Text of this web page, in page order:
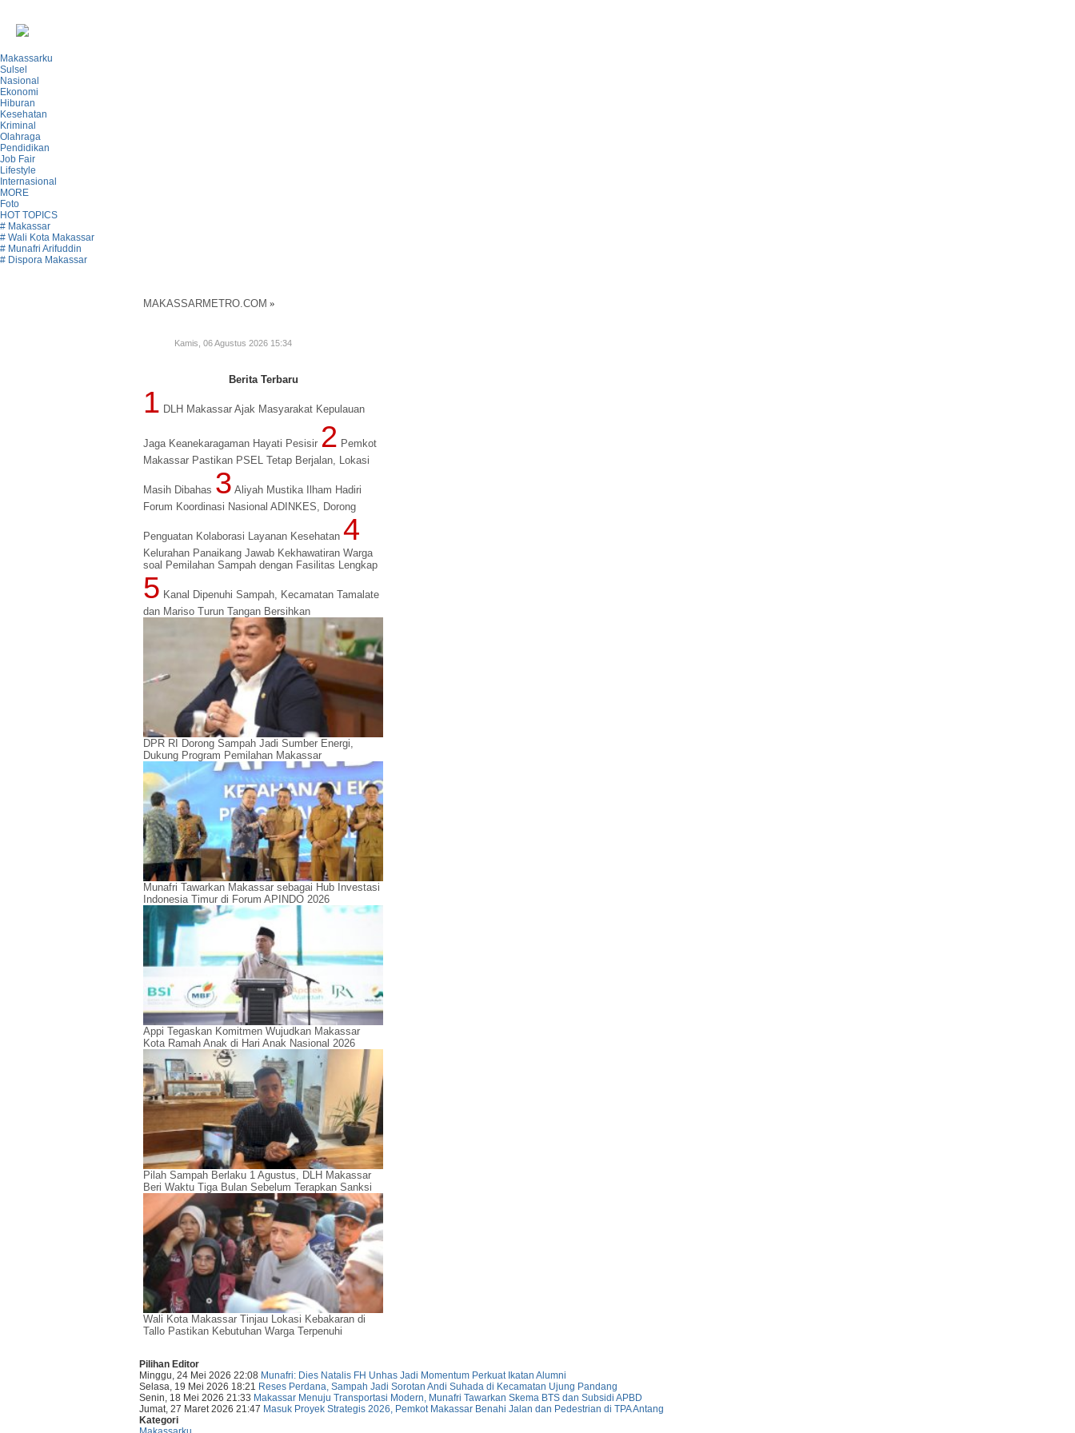
Makassarku
Sulsel
Nasional
Ekonomi
Hiburan
Kesehatan
Kriminal
Olahraga
Pendidikan
Job Fair
Lifestyle
Internasional
MORE
Foto
HOT TOPICS
# Makassar
# Wali Kota Makassar
# Munafri Arifuddin
# Dispora Makassar
MAKASSARMETRO.COM »
Kamis, 06 Agustus 2026 15:34
Berita Terbaru
1 DLH Makassar Ajak Masyarakat Kepulauan
Jaga Keanekaragaman Hayati Pesisir 2 Pemkot
Makassar Pastikan PSEL Tetap Berjalan, Lokasi
Masih Dibahas 3 Aliyah Mustika Ilham Hadiri
Forum Koordinasi Nasional ADINKES, Dorong
Penguatan Kolaborasi Layanan Kesehatan 4
Kelurahan Panaikang Jawab Kekhawatiran Warga
soal Pemilahan Sampah dengan Fasilitas Lengkap
5 Kanal Dipenuhi Sampah, Kecamatan Tamalate
dan Mariso Turun Tangan Bersihkan
DPR RI Dorong Sampah Jadi Sumber Energi,
Dukung Program Pemilahan Makassar
Munafri Tawarkan Makassar sebagai Hub Investasi
Indonesia Timur di Forum APINDO 2026
Appi Tegaskan Komitmen Wujudkan Makassar
Kota Ramah Anak di Hari Anak Nasional 2026
Pilah Sampah Berlaku 1 Agustus, DLH Makassar
Beri Waktu Tiga Bulan Sebelum Terapkan Sanksi
Wali Kota Makassar Tinjau Lokasi Kebakaran di
Tallo Pastikan Kebutuhan Warga Terpenuhi
Pilihan Editor
Minggu, 24 Mei 2026 22:08 Munafri: Dies Natalis FH Unhas Jadi Momentum Perkuat Ikatan Alumni
Selasa, 19 Mei 2026 18:21 Reses Perdana, Sampah Jadi Sorotan Andi Suhada di Kecamatan Ujung Pandang
Senin, 18 Mei 2026 21:33 Makassar Menuju Transportasi Modern, Munafri Tawarkan Skema BTS dan Subsidi APBD
Jumat, 27 Maret 2026 21:47 Masuk Proyek Strategis 2026, Pemkot Makassar Benahi Jalan dan Pedestrian di TPA Antang
Kategori